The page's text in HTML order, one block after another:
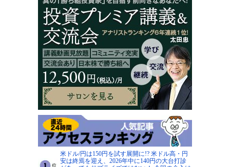
米ドル/円は150円を試す展開に!? 米ドル高・円
安は終焉を迎え、2026年中に140円の大台打診